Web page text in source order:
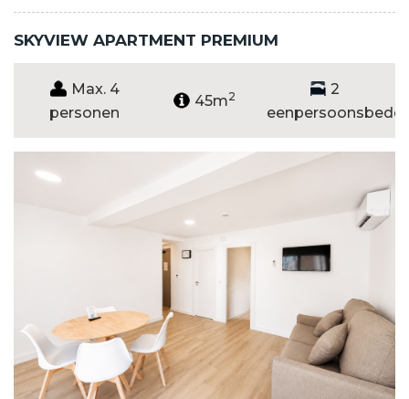
SKYVIEW APARTMENT PREMIUM
Max. 4
personen
45m2
2